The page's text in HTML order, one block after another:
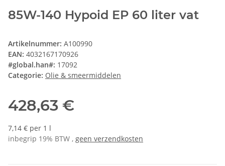
85W-140 Hypoid EP 60 liter vat
Artikelnummer: A100990
EAN: 4032167170926
#global.han#: 17092
Categorie: Olie & smeermiddelen
428,63 €
7,14 € per 1 l
inbegrip 19% BTW , geen verzendkosten